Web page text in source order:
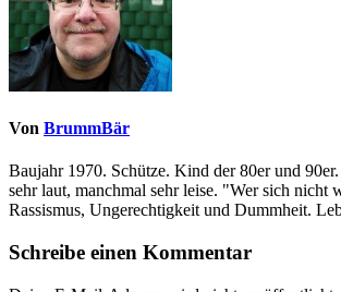
Von BrummBär
Baujahr 1970. Schütze. Kind der 80er und
sehr laut, manchmal sehr leise. "Wer sich nicht
Rassismus, Ungerechtigkeit und Dummheit.
Schreibe einen Kommentar